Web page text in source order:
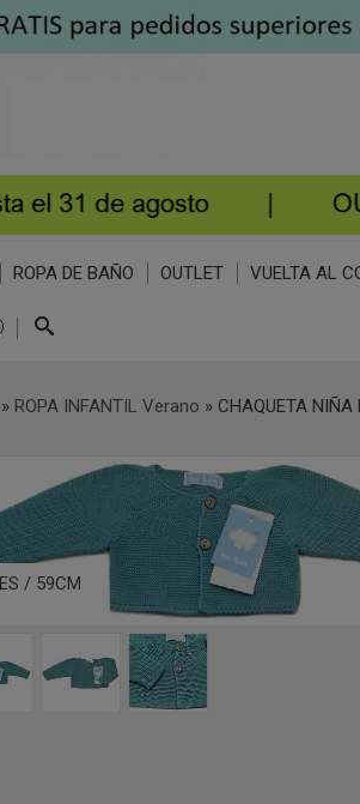
ROPA DE BAÑO OUTLET VUELTA AL
» ROPA INFANTIL Verano » CHAQUETA NIÑA
/ 59CM